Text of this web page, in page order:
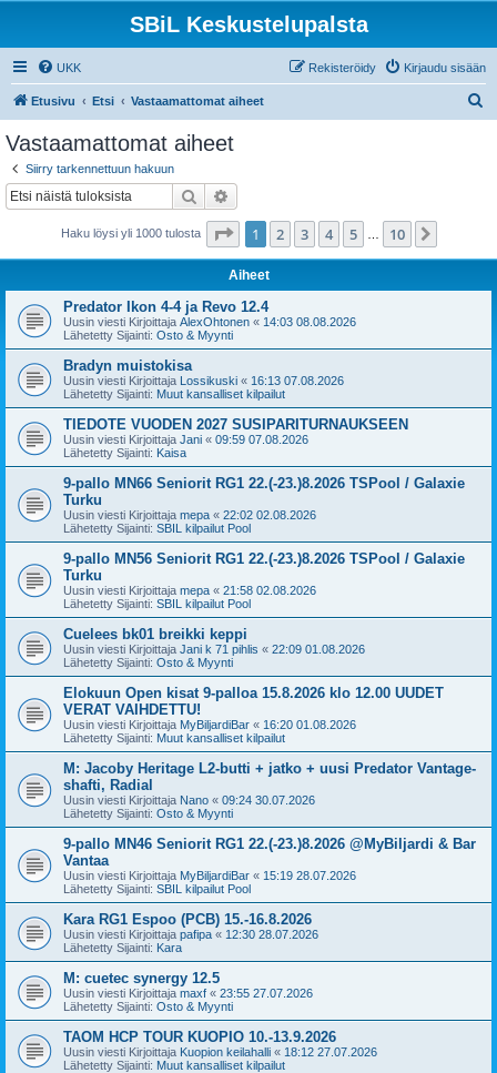
SBiL Keskustelupalsta
UKK Kirjaudu sisään
Rekisteröidy
Etusivu Etsi Vastaamattomat aiheet
Vastaamattomat aiheet
Siirry tarkennettuun hakuun
Etsi
Haku löysi yli 1000 tulosta Sivu /10
1 2 3 4 5 10
Aiheet
Predator Ikon 4-4 ja Revo 12.4
Uusin viesti Kirjoittaja AlexOhtonen « 14:03 08.08.2026
Lähetetty Sijainti: Osto & Myynti
Bradyn muistokisa
Uusin viesti Kirjoittaja Lossikuski « 16:13 07.08.2026
Lähetetty Sijainti: Muut kansalliset kilpailut
TIEDOTE VUODEN 2027 SUSIPARITURNAUKSEEN
Uusin viesti Kirjoittaja Jani « 09:59 07.08.2026
Lähetetty Sijainti: Kaisa
9-pallo MN66 Seniorit RG1 22.(-23.)8.2026 TSPool / Galaxie
Turku
Uusin viesti Kirjoittaja mepa « 22:02 02.08.2026
Lähetetty Sijainti: SBIL kilpailut Pool
9-pallo MN56 Seniorit RG1 22.(-23.)8.2026 TSPool / Galaxie
Turku
Uusin viesti Kirjoittaja mepa « 21:58 02.08.2026
Lähetetty Sijainti: SBIL kilpailut Pool
Cuelees bk01 breikki keppi
Uusin viesti Kirjoittaja Jani k 71 pihlis « 22:09 01.08.2026
Lähetetty Sijainti: Osto & Myynti
Elokuun Open kisat 9-palloa 15.8.2026 klo 12.00 UUDET
VERAT VAIHDETTU!
Uusin viesti Kirjoittaja MyBiljardiBar « 16:20 01.08.2026
Lähetetty Sijainti: Muut kansalliset kilpailut
M: Jacoby Heritage L2-butti + jatko + uusi Predator Vantage-
shafti, Radial
Uusin viesti Kirjoittaja Nano « 09:24 30.07.2026
Lähetetty Sijainti: Osto & Myynti
9-pallo MN46 Seniorit RG1 22.(-23.)8.2026 @MyBiljardi & Bar
Vantaa
Uusin viesti Kirjoittaja MyBiljardiBar « 15:19 28.07.2026
Lähetetty Sijainti: SBIL kilpailut Pool
Kara RG1 Espoo (PCB) 15.-16.8.2026
Uusin viesti Kirjoittaja pafipa « 12:30 28.07.2026
Lähetetty Sijainti: Kara
M: cuetec synergy 12.5
Uusin viesti Kirjoittaja maxf « 23:55 27.07.2026
Lähetetty Sijainti: Osto & Myynti
TAOM HCP TOUR KUOPIO 10.-13.9.2026
Uusin viesti Kirjoittaja Kuopion keilahalli « 18:12 27.07.2026
Lähetetty Sijainti: Muut kansalliset kilpailut